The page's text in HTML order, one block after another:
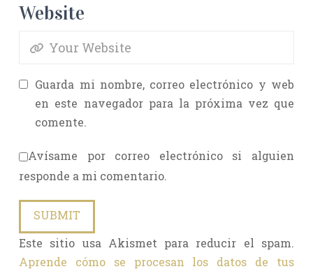
Website
Guarda mi nombre, correo electrónico y web
en este navegador para la próxima vez que
comente.
Avísame por correo electrónico si alguien
responde a mi comentario.
Este sitio usa Akismet para reducir el spam.
Aprende cómo se procesan los datos de tus